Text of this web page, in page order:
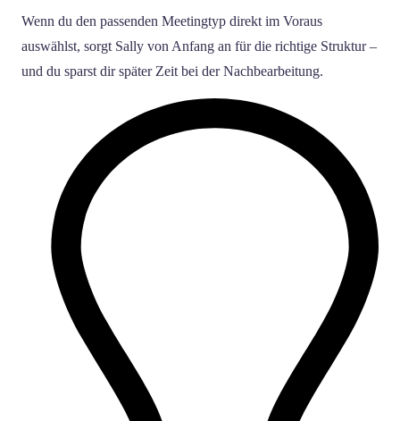
Wenn du den passenden Meetingtyp direkt im Voraus
auswählst, sorgt Sally von Anfang an für die richtige Struktur –
und du sparst dir später Zeit bei der Nachbearbeitung.